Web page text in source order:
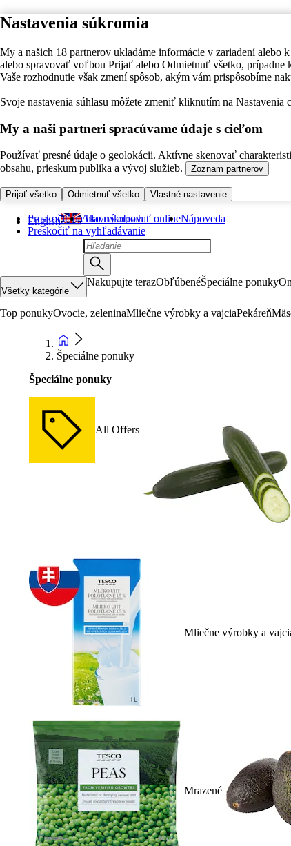
Nastavenia súkromia
My a našich 18 partnerov ukladáme informácie v zariadení
alebo spravovať voľbou Prijať alebo Odmietnuť všetko, prípadne
Vaše rozhodnutie však zmení spôsob, akým vám prispôsobíme
Svoje nastavenia súhlasu môžete zmeniť kliknutím na Nastavenia
My a naši partneri spracúvame údaje s cieľom
Používať presné údaje o geolokácii. Aktívne skenovať
obsahu, prieskum publika a vývoj služieb.
Zoznam partnerov
Prijať všetko Odmietnuť všetko Vlastné nastavenie
Preskočiť na hlavný obsah
Preskočiť na vyhľadávanie
English Ako nakupovať onlineNápoveda
Všetky kategórie
Nakupujte terazObľúbenéŠpeciálne ponuky
Top ponukyOvocie, zeleninaMliečne výrobky a vajciaPekáreň
Špeciálne ponuky
Špeciálne ponuky
All Offers
Mliečne výrobky a
Mrazené